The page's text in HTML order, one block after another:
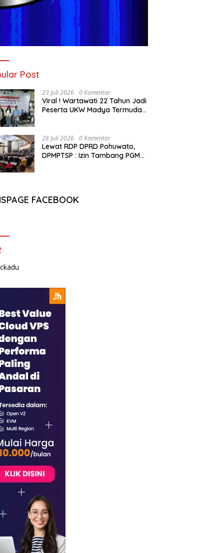
Post
23 Juli 2026 0 Komentar
Viral ! Wartawati 22 Tahun Jadi
Peserta UKW Madya Termuda
28 Juli 2026 0 Komentar
Lewat RDP DPRD Pohuwato,
DPMPTSP : Izin Tambang PGM
FACEBOOK